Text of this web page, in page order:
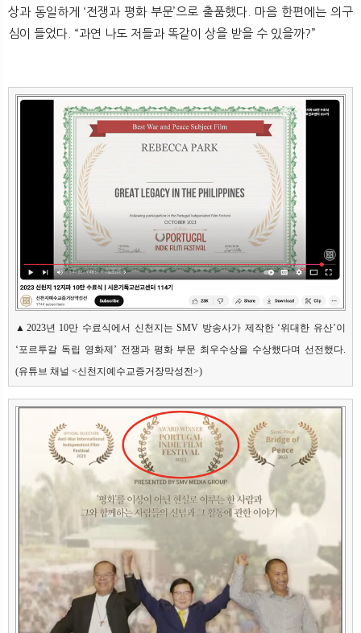
상과 동일하게 ‘전쟁과 평화 부문’으로 출품했다. 마음 한편에는 의구
심이 들었다. “과연 나도 저들과 똑같이 상을 받을 수 있을까?”
▲2023년 10만 수료식에서 신천지는 SMV 방송사가 제작한 ‘위대한 유산’이
‘포르투갈 독립 영화제’ 전쟁과 평화 부문 최우수상을 수상했다며 선전했다.
(유튜브 채널 <신천지예수교증거장막성전>)